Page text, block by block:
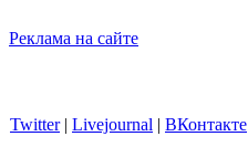
Реклама на сайте
Twitter| Livejournal | ВКонтакте